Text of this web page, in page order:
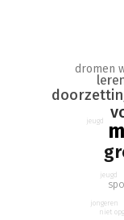
Jij kan dit. Echt.
Dat weet ik
sportwonder. En
dromen
jeugd
jeugd
niet
jongeren